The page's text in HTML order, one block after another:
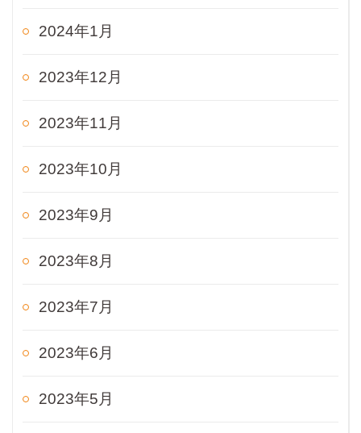
2024年1月
2023年12月
2023年11月
2023年10月
2023年9月
2023年8月
2023年7月
2023年6月
2023年5月